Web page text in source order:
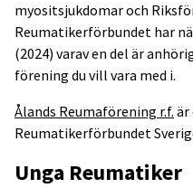
myositsjukdomar och
Reumatikerförbundet har
(2024) varav en del är
förening du vill vara med i.
Ålands Reumaförening r.f. är
Reumatikerförbundet
Unga Reumatiker